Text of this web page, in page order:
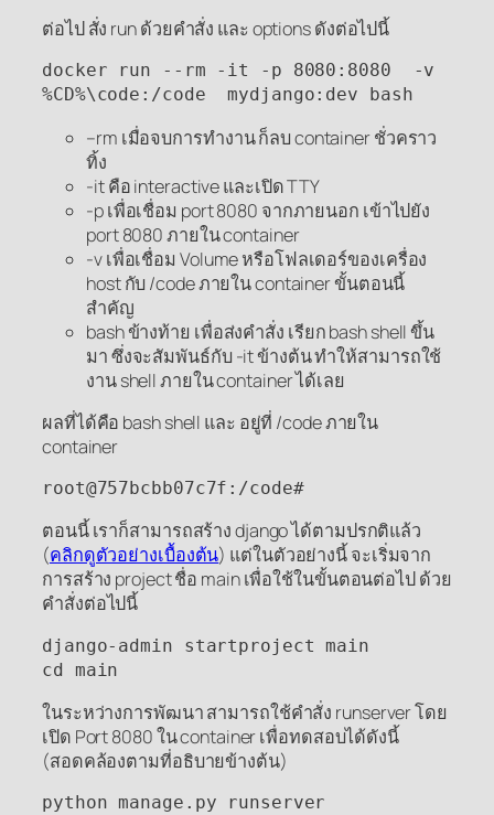
ต่อไป สั่ง run ด้วยคำสั่ง และ options ดังต่อไปนี้
docker run --rm -it -p 8080:8080  -v
%CD%\code:/code  mydjango:dev bash
–rm เมื่อจบการทำงาน ก็ลบ container ชั่วคราว
ทิ้ง
-it คือ interactive และเปิด TTY
-p เพื่อเชื่อม port 8080 จากภายนอก เข้าไปยัง
port 8080 ภายใน container
-v เพื่อเชื่อม Volume หรือโฟลเดอร์ของเครื่อง
host กับ /code ภายใน container ขั้นตอนนี้
สำคัญ
bash ข้างท้าย เพื่อส่งคำสั่ง เรียก bash shell ขึ้น
มา ซึ่งจะสัมพันธ์กับ -it ข้างต้น ทำให้สามารถใช้
งาน shell ภายใน container ได้เลย
ผลที่ได้คือ bash shell และ อยู่ที่ /code ภายใน
container
root@757bcbb07c7f:/code#
ตอนนี้ เราก็สามารถสร้าง django ได้ตามปรกติแล้ว
(คลิกดูตัวอย่างเบื้องต้น) แต่ในตัวอย่างนี้ จะเริ่มจาก
การสร้าง project ชื่อ main เพื่อใช้ในขั้นตอนต่อไป ด้วย
คำสั่งต่อไปนี้
django-admin startproject main
cd main
ในระหว่างการพัฒนา สามารถใช้คำสั่ง runserver โดย
เปิด Port 8080 ใน container เพื่อทดสอบได้ดังนี้
(สอดคล้องตามที่อธิบายข้างต้น)
python manage.py runserver